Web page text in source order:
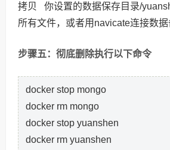
拷贝 你设置的数据保存目录/
所有文件，或者用navicate连接数
步骤五：彻底删除执行以下命令
docker stop mongo
docker rm mongo
docker stop yuanshen
docker rm yuanshen